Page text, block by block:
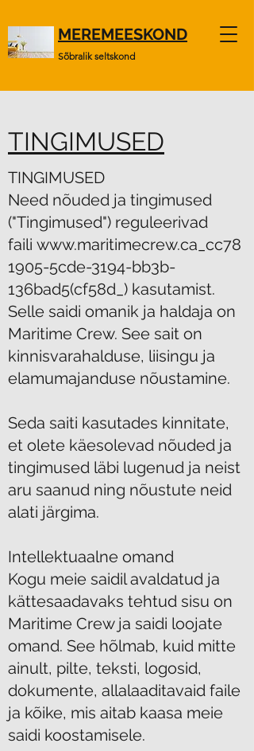
MEREMEESKOND
Sõbralik seltskond
TINGIMUSED
TINGIMUSED
Need nõuded ja tingimused
("Tingimused") reguleerivad
faili www.maritimecrew.ca_cc78
1905-5cde-3194-bb3b-
136bad5(cf58d_) kasutamist.
Selle saidi omanik ja haldaja on
Maritime Crew. See sait on
kinnisvarahalduse, liisingu ja
elamumajanduse nõustamine.
Seda saiti kasutades kinnitate,
et olete käesolevad nõuded ja
tingimused läbi lugenud ja neist
aru saanud ning nõustute neid
alati järgima.
Intellektuaalne omand
Kogu meie saidil avaldatud ja
kättesaadavaks tehtud sisu on
Maritime Crew ja saidi loojate
omand. See hõlmab, kuid mitte
ainult, pilte, teksti, logosid,
dokumente, allalaaditavaid faile
ja kõike, mis aitab kaasa meie
saidi koostamisele.